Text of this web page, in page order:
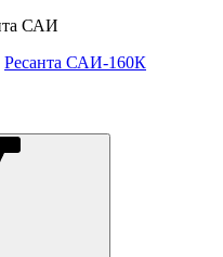
Ресанта САИ-160К